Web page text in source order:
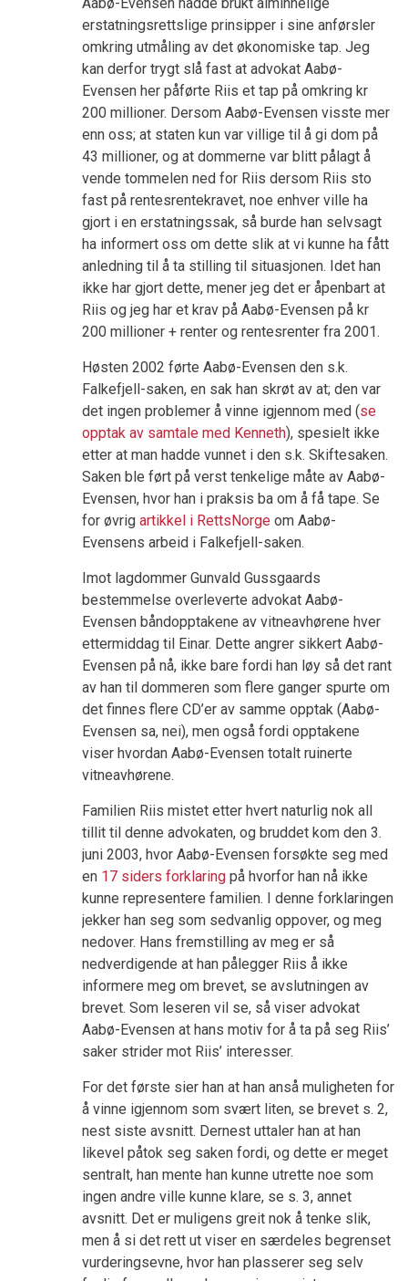
erstatningsrettslige prinsipper i sine anførsler
omkring utmåling av det økonomiske tap. Jeg
kan derfor trygt slå fast at advokat Aabø-
Evensen her påførte Riis et tap på omkring kr
200 millioner. Dersom Aabø-Evensen visste mer
enn oss; at staten kun var villige til å gi dom på
43 millioner, og at dommerne var blitt pålagt å
vende tommelen ned for Riis dersom Riis sto
fast på rentesrentekravet, noe enhver ville ha
gjort i en erstatningssak, så burde han selvsagt
ha informert oss om dette slik at vi kunne ha fått
anledning til å ta stilling til situasjonen. Idet han
ikke har gjort dette, mener jeg det er åpenbart at
Riis og jeg har et krav på Aabø-Evensen på kr
200 millioner + renter og rentesrenter fra 2001.
Høsten 2002 førte Aabø-Evensen den s.k.
Falkefjell-saken, en sak han skrøt av at; den var
det ingen problemer å vinne igjennom med (se
opptak av samtale med Kenneth), spesielt ikke
etter at man hadde vunnet i den s.k. Skiftesaken.
Saken ble ført på verst tenkelige måte av Aabø-
Evensen, hvor han i praksis ba om å få tape. Se
for øvrig artikkel i RettsNorge om Aabø-
Evensens arbeid i Falkefjell-saken.
Imot lagdommer Gunvald Gussgaards
bestemmelse overleverte advokat Aabø-
Evensen båndopptakene av vitneavhørene hver
ettermiddag til Einar. Dette angrer sikkert Aabø-
Evensen på nå, ikke bare fordi han løy så det rant
av han til dommeren som flere ganger spurte om
det finnes flere CD’er av samme opptak (Aabø-
Evensen sa, nei), men også fordi opptakene
viser hvordan Aabø-Evensen totalt ruinerte
vitneavhørene.
Familien Riis mistet etter hvert naturlig nok all
tillit til denne advokaten, og bruddet kom den 3.
juni 2003, hvor Aabø-Evensen forsøkte seg med
en 17 siders forklaring på hvorfor han nå ikke
kunne representere familien. I denne forklaringen
jekker han seg som sedvanlig oppover, og meg
nedover. Hans fremstilling av meg er så
nedverdigende at han pålegger Riis å ikke
informere meg om brevet, se avslutningen av
brevet. Som leseren vil se, så viser advokat
Aabø-Evensen at hans motiv for å ta på seg Riis’
saker strider mot Riis’ interesser.
For det første sier han at han anså muligheten for
å vinne igjennom som svært liten, se brevet s. 2,
nest siste avsnitt. Dernest uttaler han at han
likevel påtok seg saken fordi, og dette er meget
sentralt, han mente han kunne utrette noe som
ingen andre ville kunne klare, se s. 3, annet
avsnitt. Det er muligens greit nok å tenke slik,
men å si det rett ut viser en særdeles begrenset
vurderingsevne, hvor han plasserer seg selv